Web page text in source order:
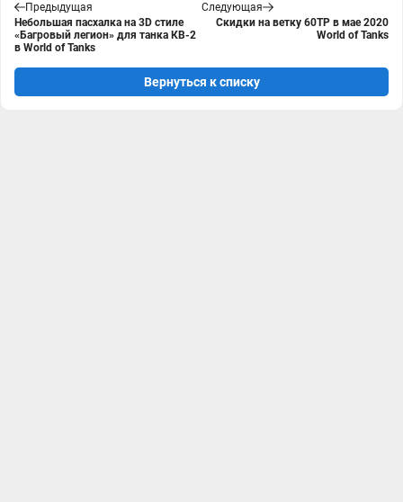
Предыдущая
Небольшая пасхалка на 3D стиле
«Багровый легион» для танка КВ-2
в World of Tanks
Следующая
Скидки на ветку 60TP в мае 2020
World of Tanks
Вернуться к списку